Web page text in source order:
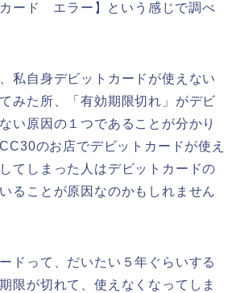
カード エラー】という感じで調べ
私自身デビットカードが使えない
みた所、「有効期限切れ」がデビ
い原因の１つであることが分かり
のお店でデビットカードが使え
てしまった人はデビットカードの
ることが原因なのかもしれません
ドって、だいたい５年ぐらいする
限が切れて、使えなくなってしま